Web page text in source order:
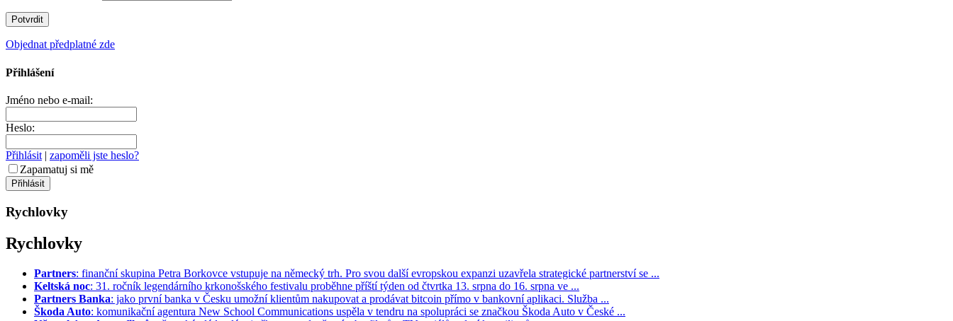
Objednat předplatné zde
Přihlášení
Jméno nebo e-mail:
Heslo:
Přihlásit | zapoměli jste heslo?
Zapamatuj si mě
Rychlovky
Rychlovky
Partners: finanční skupina Petra Borkovce vstupuje na německý trh. Pro svou další evropskou expanzi uzavřela strategické partnerství se ...
Keltská noc: 31. ročník legendárního krkonošského festivalu proběhne příští týden od čtvrtka 13. srpna do 16. srpna ve ...
Partners Banka: jako první banka v Česku umožní klientům nakupovat a prodávat bitcoin přímo v bankovní aplikaci. Služba ...
Škoda Auto: komunikační agentura New School Communications uspěla v tendru na spolupráci se značkou Škoda Auto v České ...